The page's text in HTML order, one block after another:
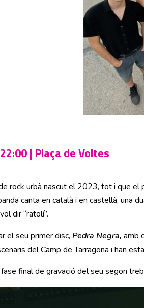
| Plaça de Voltes
rock urbà nascut el 2023, tot i que
canta en català i en castellà, una
dir “ratolí”.
el seu primer disc, Pedra Negra, amb
del Camp de Tarragona i han
final de gravació del seu segon